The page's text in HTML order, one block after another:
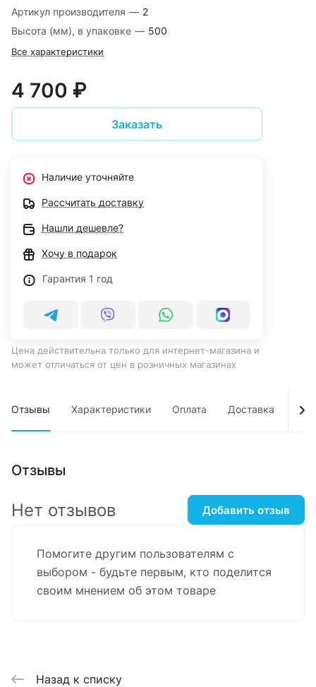
Артикул производителя — 2
Высота (мм), в упаковке — 500
Все характеристики
4 700 ₽
Заказать
Наличие уточняйте
Рассчитать доставку
Нашли дешевле?
Хочу в подарок
Гарантия 1 год
Цена действительна только для интернет-магазина и
может отличаться от цен в розничных магазинах
Отзывы Характеристики Оплата Доставка
Отзывы
Помогите другим пользователям с
выбором - будьте первым, кто поделится
своим мнением об этом товаре
Нет отзывов Добавить отзыв
Назад к списку